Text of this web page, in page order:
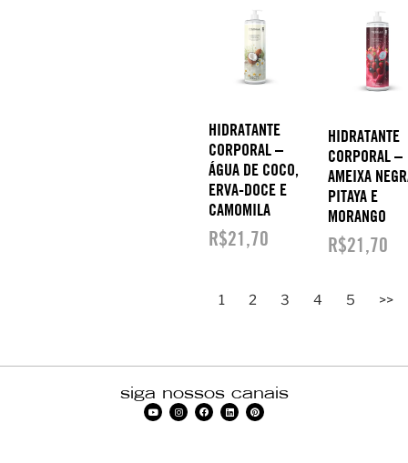
HIDRATANTE
CORPORAL –
ÁGUA DE COCO,
ERVA-DOCE E
CAMOMILA
R$21,70
HIDRATANTE
CORPORAL –
AMEIXA
PITAYA E
MORANGO
R$21,70
1 2 3 4 5 >>
siga nossos canais